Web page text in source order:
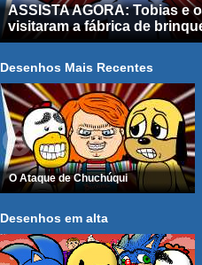
ASSISTA AGORA: Tobias e
visitaram a fábrica de
Desenhos Mais Recentes
O Ataque de Chuchúqui
Desenhos em alta